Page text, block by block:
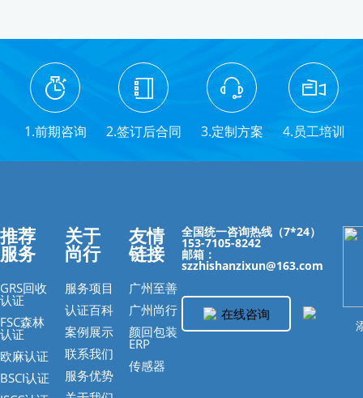
1.前期咨询 2.签订后合同 3.定制方案 4.员工培训
推荐
服务
GRS回收
认证
FSC森林
认证
欧麻认证
BSCI认证
关于
尚行
服务项目
认证百科
案例展示
联系我们
服务优势
友情
链接
广州至善
广州尚行
颜回包装
ERP
传感器
全国统一咨询热线（7*24）
153-7105-8242
邮箱：
szzhishanzixun@163.com
在线咨询